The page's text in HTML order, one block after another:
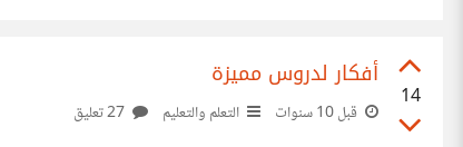
14
أفكار لدروس مميزة
قبل 10 سنوات التعلم والتعليم